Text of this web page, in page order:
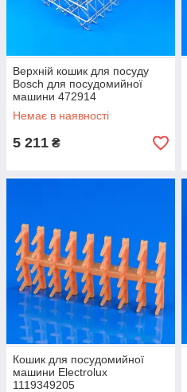
Верхній кошик для посуду
Bosch для посудомийної
машини 472914
Немає в наявності
5 211 ₴
Кошик для посудомийної
машини Electrolux
1119349205